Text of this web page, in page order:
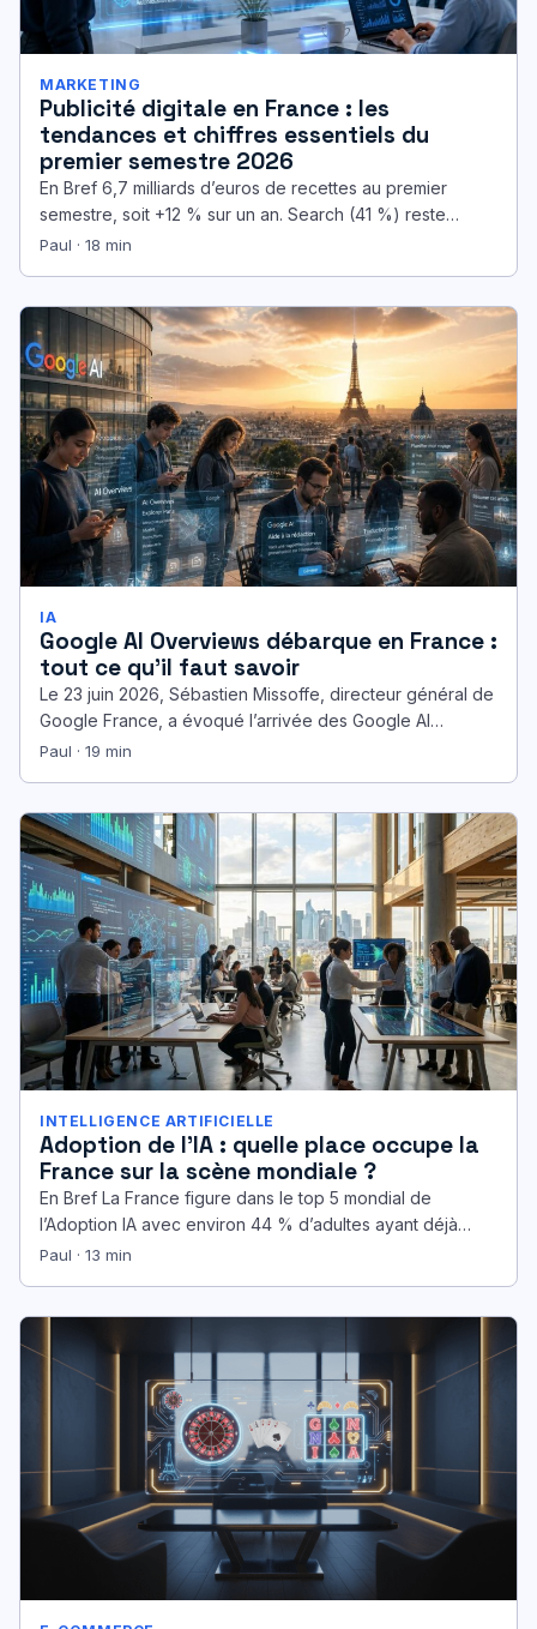
MARKETING
Publicité digitale en France : les
tendances et chiffres essentiels du
premier semestre 2026
En Bref 6,7 milliards d’euros de recettes au premier
semestre, soit +12 % sur un an. Search (41 %) reste…
Paul · 18 min
IA
Google AI Overviews débarque en France :
tout ce qu’il faut savoir
Le 23 juin 2026, Sébastien Missoffe, directeur général de
Google France, a évoqué l’arrivée des Google AI
Overviews dans l’Hexagone…
Paul · 19 min
INTELLIGENCE ARTIFICIELLE
Adoption de l’IA : quelle place occupe la
France sur la scène mondiale ?
En Bref La France figure dans le top 5 mondial de
l’Adoption IA avec environ 44 % d’adultes ayant déjà…
Paul · 13 min